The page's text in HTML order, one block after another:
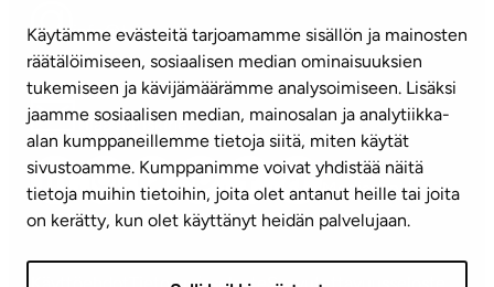
Käytämme evästeitä tarjoamamme sisällön ja mainosten
räätälöimiseen, sosiaalisen median ominaisuuksien
tukemiseen ja kävijämäärämme analysoimiseen. Lisäksi
jaamme sosiaalisen median, mainosalan ja analytiikka-
alan kumppaneillemme tietoja siitä, miten käytät
sivustoamme. Kumppanimme voivat yhdistää näitä
tietoja muihin tietoihin, joita olet antanut heille tai joita
on kerätty, kun olet käyttänyt heidän palvelujaan.
info@ta.fi
Tilaa uutiskirje
Mediapankki